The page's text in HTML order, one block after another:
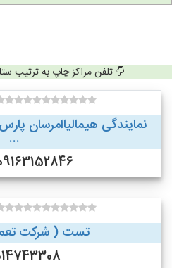
تلفن مراکز چاپ به ترتیب
نمایندگی هیمالیاامرسان
...
09163152846 (اهواز )
تست ( شرکت
()